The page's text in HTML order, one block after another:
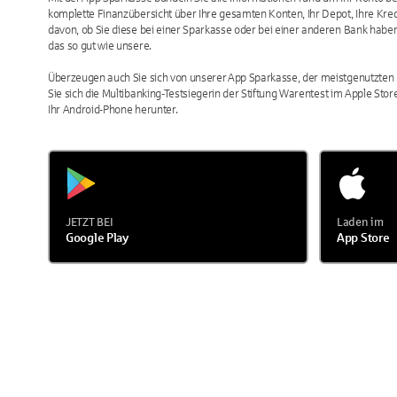
komplette Finanzübersicht über Ihre gesamten Konten, Ihr Depot, Ihre
davon, ob Sie diese bei einer Sparkasse oder bei einer anderen Bank
das so gut wie unsere.
Überzeugen auch Sie sich von unserer App Sparkasse, der
Sie sich die Multibanking-Testsiegerin der Stiftung Warentest im Apple
Ihr Android-Phone herunter.
JETZT BEI
Google Play
Laden im
App Store